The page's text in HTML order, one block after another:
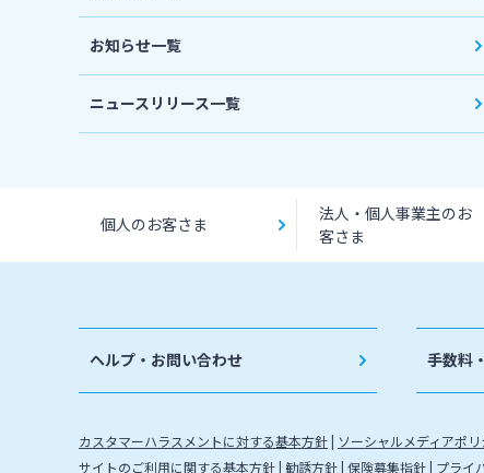
お知らせ一覧
ニュースリリース一覧
個人のお客さま
法人・個人事業主のお
客さま
ヘルプ・お問い合わせ 手数料
カスタマーハラスメントに対する基本方針 ソーシャルメディアポリ
サイトのご利用に関する基本方針 勧誘方針 保険募集指針 プライ